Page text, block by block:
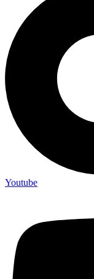
Youtube